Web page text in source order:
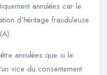
annulées car le
d’héritage frauduleuse
annulées que si le
vice du consentement